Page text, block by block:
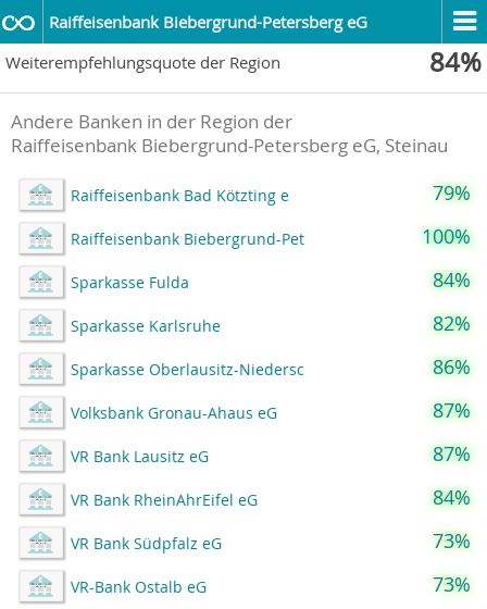
Raiffeisenbank Biebergrund-Petersberg eG
Weiterempfehlungsquote der Region
84%
Andere Banken in der Region der
Raiffeisenbank Biebergrund-Petersberg eG, Steinau
Raiffeisenbank Bad Kötzting e 79%
Raiffeisenbank Biebergrund-Pet 100%
Sparkasse Fulda 84%
Sparkasse Karlsruhe 82%
Sparkasse Oberlausitz-Niedersc 86%
Volksbank Gronau-Ahaus eG 87%
VR Bank Lausitz eG 87%
VR Bank RheinAhrEifel eG 84%
VR Bank Südpfalz eG 73%
VR-Bank Ostalb eG 73%